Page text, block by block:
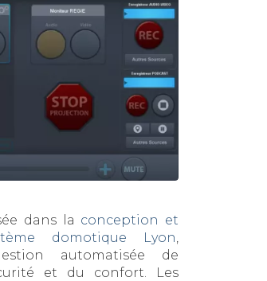
dans la conception et
domotique Lyon
automatisée de
et du confort. Les